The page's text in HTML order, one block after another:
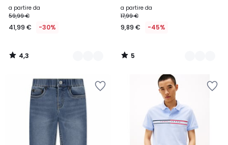
a partire da
59,99 €
41,99 € -30%
4,3
/
a partire da
17,99 €
9,89 € -45%
5
/